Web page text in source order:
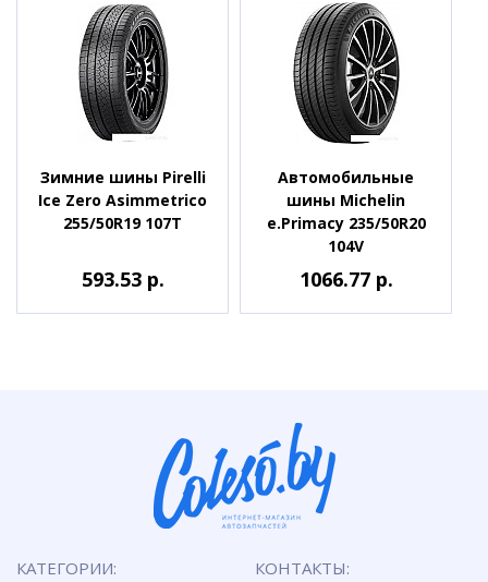
Зимние шины Pirelli
Ice Zero Asimmetrico
255/50R19 107T
593.53 р.
Автомобильные
шины Michelin
e.Primacy 235/50R20
104V
1066.77 р.
КАТЕГОРИИ: КОНТАКТЫ: